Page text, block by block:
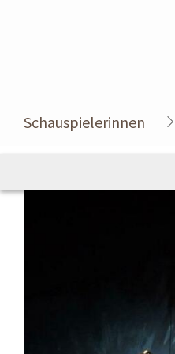
Schauspielerinnen